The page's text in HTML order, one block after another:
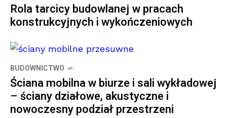
Rola tarcicy budowlanej w pracach
konstrukcyjnych i wykończeniowych
BUDOWNICTWO
Ściana mobilna w biurze i sali wykładowej
– ściany działowe, akustyczne i
nowoczesny podział przestrzeni